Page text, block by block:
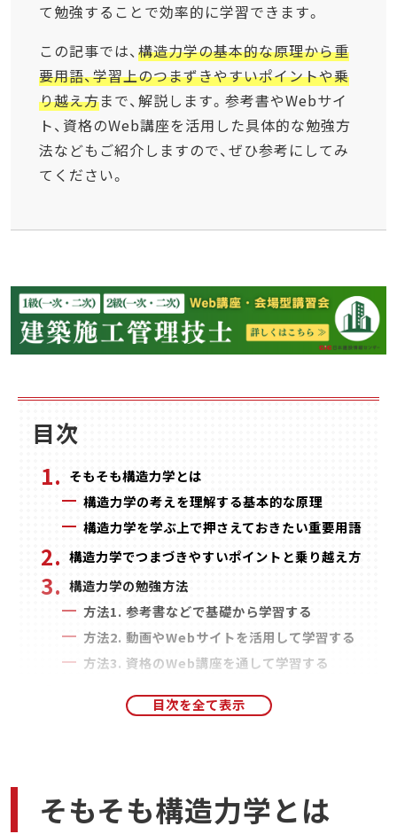
て勉強することで効率的に学習できます。
この記事では、構造力学の基本的な原理から重
要用語、学習上のつまずきやすいポイントや乗
り越え方まで、解説します。参考書やWebサイ
ト、資格のWeb講座を活用した具体的な勉強方
法などもご紹介しますので、ぜひ参考にしてみ
てください。
目次
そもそも構造力学とは
構造力学の考えを理解する基本的な原理
構造力学を学ぶ上で押さえておきたい重要用語
構造力学でつまづきやすいポイントと乗り越え方
構造力学の勉強方法
方法1. 参考書などで基礎から学習する
方法2. 動画やWebサイトを活用して学習する
方法3. 資格のWeb講座を通して学習する
構造力学の知識が必要となる資格試験
建築施工管理技士
そもそも構造力学とは